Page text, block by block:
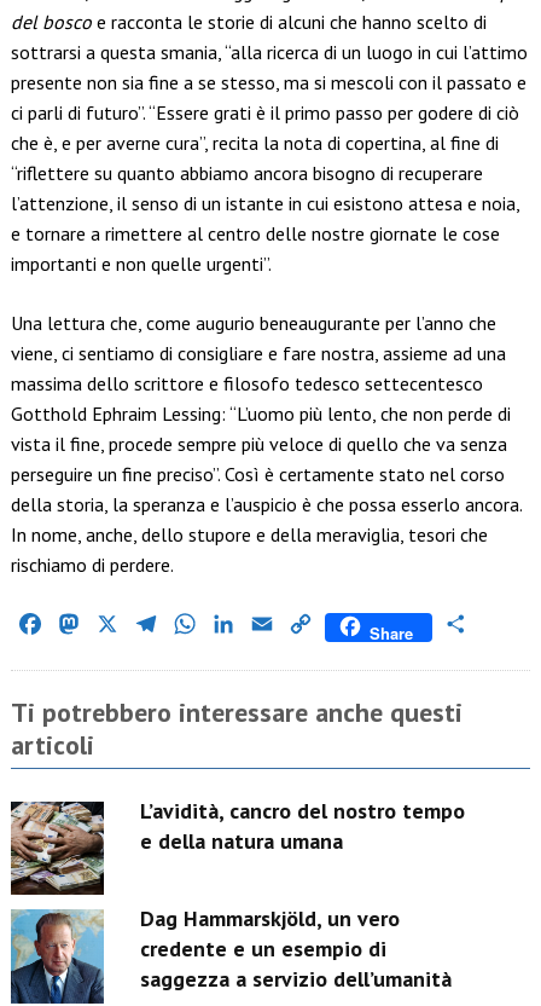
del boscoe racconta le storie di alcuni che hanno scelto di
sottrarsi a questa smania, “alla ricerca di un luogo in cui l’attimo
presente non sia fine a se stesso, ma si mescoli con il passato e
ci parli di futuro”. “Essere grati è il primo passo per godere di ciò
che è, e per averne cura”, recita la nota di copertina, al fine di
“riflettere su quanto abbiamo ancora bisogno di recuperare
l’attenzione, il senso di un istante in cui esistono attesa e noia,
e tornare a rimettere al centro delle nostre giornate le cose
importanti e non quelle urgenti”.
Una lettura che, come augurio beneaugurante per l’anno che
viene, ci sentiamo di consigliare e fare nostra, assieme ad una
massima dello scrittore e filosofo tedesco settecentesco
Gotthold Ephraim Lessing: “L’uomo più lento, che non perde di
vista il fine, procede sempre più veloce di quello che va senza
perseguire un fine preciso”. Così è certamente stato nel corso
della storia, la speranza e l’auspicio è che possa esserlo ancora.
In nome, anche, dello stupore e della meraviglia, tesori che
rischiamo di perdere.
FacebookMastodon TelegramWhatsAppLinkedIn
Email Copy
Share
Ti potrebbero interessare anche questi
articoli
L’avidità, cancro del nostro tempo
e della natura umana
Dag Hammarskjöld, un vero
credente e un esempio di
saggezza a servizio dell’umanità